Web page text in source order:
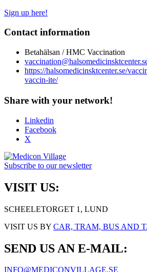
Sign up here!
Contact information
Betahälsan / HMC Vaccination
https://halsomedicinsktcenter.se/
vaccin-ite/
Share with your network!
Linkedin
Facebook
X
Subscribe to our newsletter
VISIT US:
SCHEELETORGET 1, LUND
VISIT US BY CAR, TRAM, BUS AND
SEND US AN E-MAIL:
INFO@MEDICONVILLAGE.SE